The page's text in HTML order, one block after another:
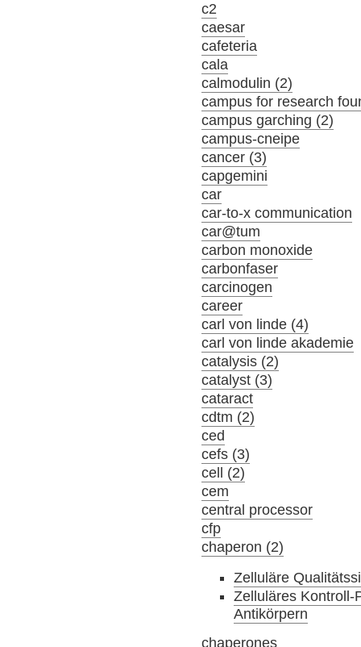
c2
caesar
cafeteria
cala
calmodulin (2)
campus for research
campus garching (2)
campus-cneipe
cancer (3)
capgemini
car
car-to-x communication
car@tum
carbon monoxide
carbonfaser
carcinogen
career
carl von linde (4)
carl von linde akademie
catalysis (2)
catalyst (3)
cataract
cdtm (2)
ced
cefs (3)
cell (2)
cem
central processor
cfp
chaperon (2)
Zelluläre
Zelluläres Kontroll-
Antikörpern
chaperones